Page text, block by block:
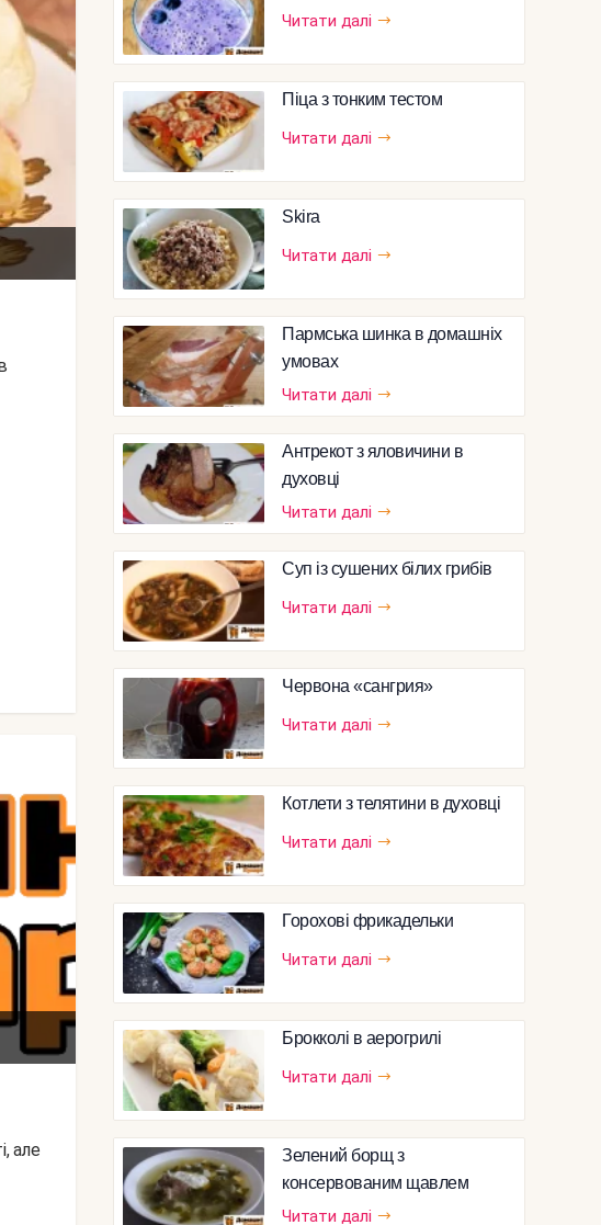
Читати далі
Піца з тонким тестом
Читати далі
Skira
Читати далі
Пармська шинка в домашніх
умовах
Читати далі
Антрекот з яловичини в
духовці
Читати далі
Суп із сушених білих грибів
Читати далі
Червона «сангрия»
Читати далі
Котлети з телятини в духовці
Читати далі
Горохові фрикадельки
Читати далі
Брокколі в аерогрилі
Читати далі
Зелений борщ з
консервованим щавлем
Читати далі